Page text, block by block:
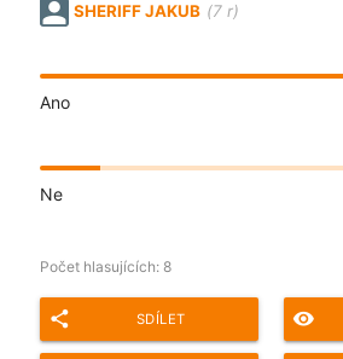
SHERIFF JAKUB (7 r)
Ano
Ne
Počet hlasujících: 8
share SDÍLET remove_red_eye